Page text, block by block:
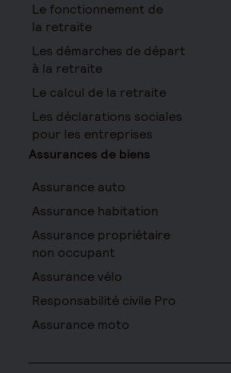
Le fonctionnement de
la retraite
Les démarches de départ
à la retraite
Le calcul de la retraite
Les déclarations sociales
pour les entreprises
Assurances de biens
Assurance auto
Assurance habitation
Assurance propriétaire
non occupant
Assurance vélo
Responsabilité civile Pro
Assurance moto